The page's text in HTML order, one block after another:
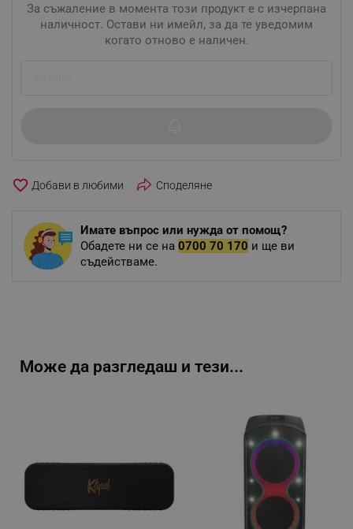
За съжаление в момента този продукт е с изчерпана
наличност. Остави ни имейл, за да те уведомим
когато отново е наличен.
favorite_border Споделяне
Имате въпрос или нужда от помощ?
Обадете ни се на 0700 70 170 и ще ви
съдействаме.
Може да разгледаш и тези...